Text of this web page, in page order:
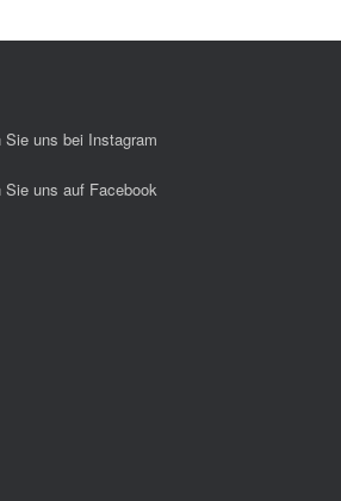
Sie uns bei Instagram
Sie uns auf Facebook